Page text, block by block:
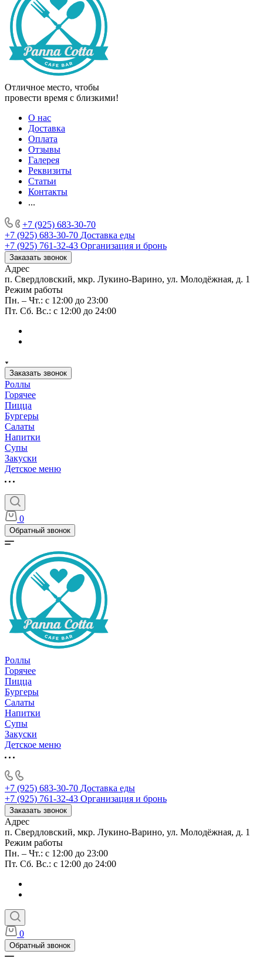
Отличное место, чтобы
провести время с близкими!
О нас
Доставка
Оплата
Отзывы
Галерея
Реквизиты
Статьи
Контакты
...
+7 (925) 683-30-70
+7 (925) 683-30-70 Доставка еды
+7 (925) 761-32-43 Организация и бронь
Заказать звонок
Адрес
п. Свердловский, мкр. Лукино-Варино, ул. Молодёжная, д. 1
Режим работы
Пн. – Чт.: с 12:00 до 23:00
Пт. Сб. Вс.: с 12:00 до 24:00
Заказать звонок
Роллы
Горячее
Пицца
Бургеры
Салаты
Напитки
Супы
Закуски
Детское меню
0
Обратный звонок
Роллы
Горячее
Пицца
Бургеры
Салаты
Напитки
Супы
Закуски
Детское меню
+7 (925) 683-30-70 Доставка еды
+7 (925) 761-32-43 Организация и бронь
Заказать звонок
Адрес
п. Свердловский, мкр. Лукино-Варино, ул. Молодёжная, д. 1
Режим работы
Пн. – Чт.: с 12:00 до 23:00
Пт. Сб. Вс.: с 12:00 до 24:00
0
Обратный звонок